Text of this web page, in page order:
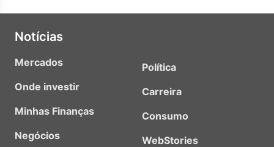
Notícias
Mercados
Onde investir
Minhas Finanças
Negócios
Política
Carreira
Consumo
WebStories